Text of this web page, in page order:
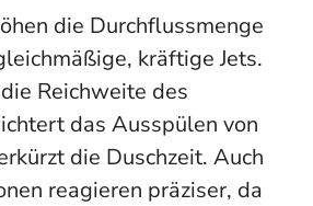
die Durchflussmenge
kräftige Jets.
Reichweite des
das Ausspülen von
die Duschzeit. Auch
reagieren präziser, da